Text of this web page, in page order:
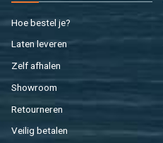
Hoe be­stel je?
Laten le­ve­ren
Zelf af­ha­len
Show­room
Re­tour­ne­ren
Vei­lig be­ta­len